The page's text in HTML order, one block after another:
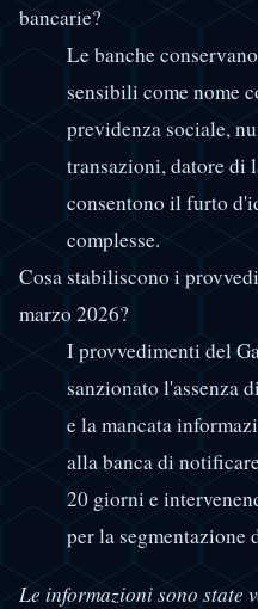
bancarie?
Le banche
sensibili come nome
previdenza sociale,
transazioni, datore di
consentono il furto
complesse.
Cosa stabiliscono i
marzo 2026?
I provvedimenti del
sanzionato l'assenza
e la mancata
alla banca di
20 giorni e
per la segmentazione
Le informazioni sono state